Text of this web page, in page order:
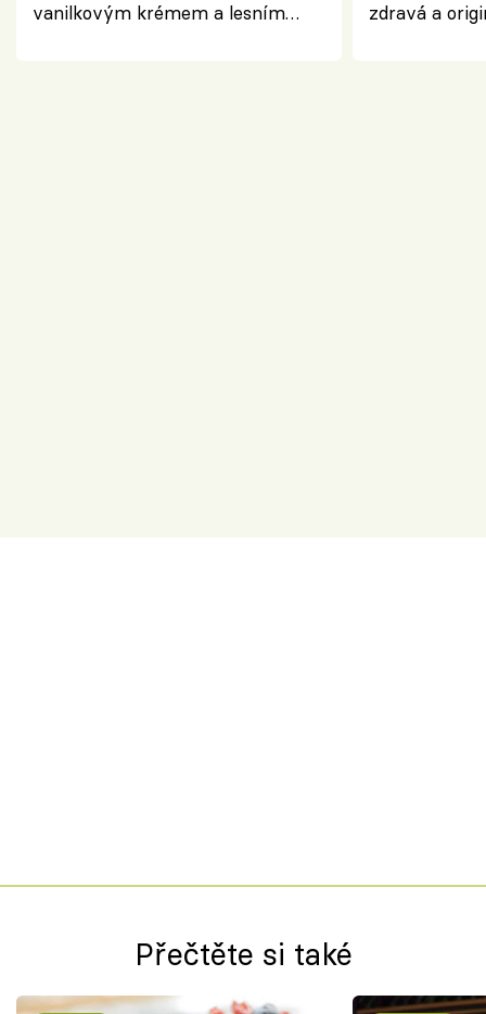
vanilkovým krémem a lesním
zdravá a
Přečtěte si také